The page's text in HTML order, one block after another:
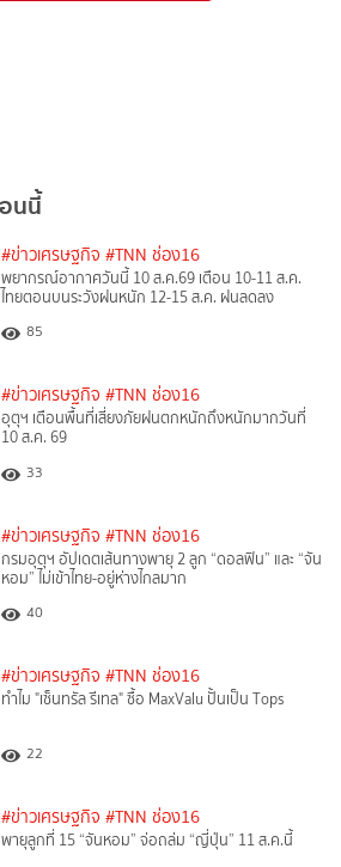
นนี้
#ข่าวเศรษฐกิจ #TNN ช่อง16
พยากรณ์อากาศวันนี้ 10 ส.ค.69 เตือน 10-11 ส.ค.
ไทยตอนบนระวังฝนหนัก 12-15 ส.ค. ฝนลดลง
85
#ข่าวเศรษฐกิจ #TNN ช่อง16
อุตุฯ เตือนพื้นที่เสี่ยงภัยฝนตกหนักถึงหนักมากวันที่
10 ส.ค. 69
33
#ข่าวเศรษฐกิจ #TNN ช่อง16
กรมอุตุฯ อัปเดตเส้นทางพายุ 2 ลูก “ดอลฟิน” และ “จัน
หอม” ไม่เข้าไทย-อยู่ห่างไกลมาก
40
#ข่าวเศรษฐกิจ #TNN ช่อง16
ทำไม "เซ็นทรัล รีเทล" ซื้อ MaxValu ปั้นเป็น Tops
22
#ข่าวเศรษฐกิจ #TNN ช่อง16
พายุลูกที่ 15 “จันหอม” จ่อถล่ม “ญี่ปุ่น” 11 ส.ค.นี้